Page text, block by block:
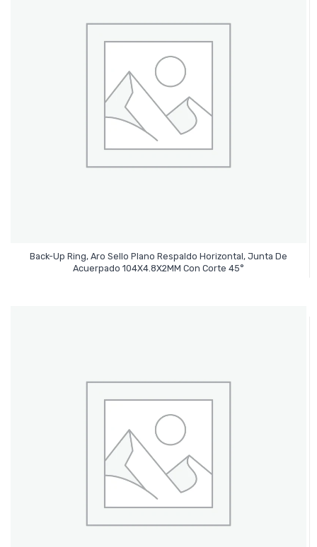
Back-Up Ring, Aro Sello Plano Respaldo Horizontal, Junta De
Acuerpado 104X4.8X2MM Con Corte 45°
Leer Más